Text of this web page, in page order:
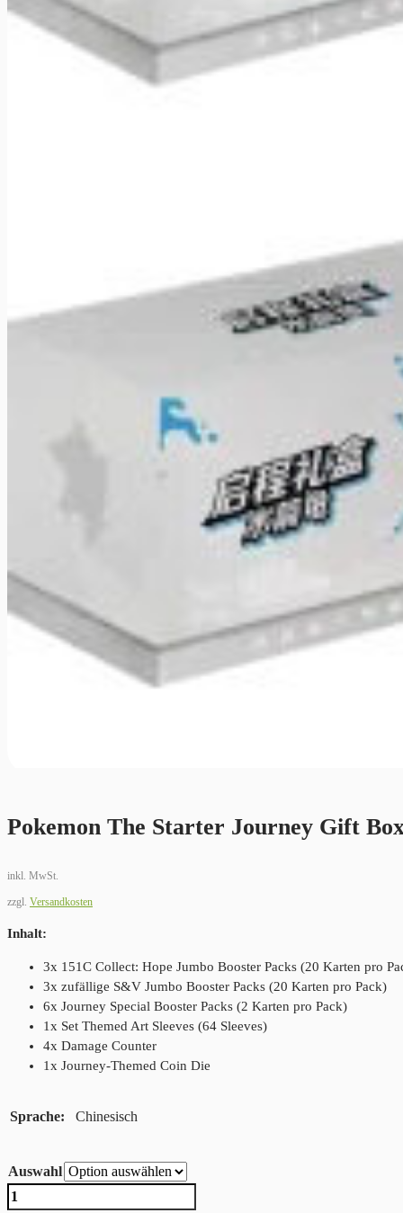
Pokemon The Starter Journey Gift
inkl. MwSt.
zzgl. Versandkosten
Inhalt:
3x 151C Collect: Hope Jumbo Booster Packs (20 Karten pro
3x zufällige S&V Jumbo Booster Packs (20 Karten pro Pack)
6x Journey Special Booster Packs (2 Karten pro Pack)
1x Set Themed Art Sleeves (64 Sleeves)
4x Damage Counter
1x Journey-Themed Coin Die
Sprache Chinesisch
Auswahl
Pokemon